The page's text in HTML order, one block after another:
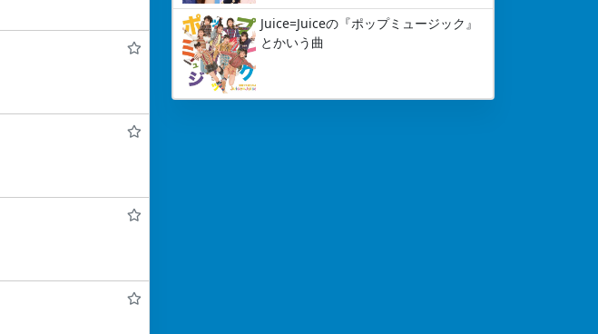
Juice=Juiceの『ポップミュージック』
とかいう曲